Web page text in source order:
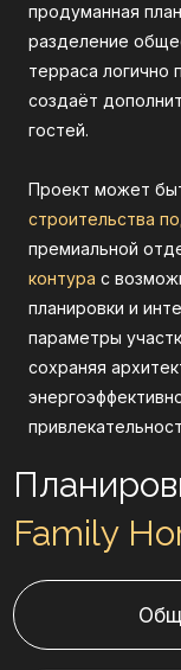
продуманная
разделение
терраса логично
создаёт
гостей.
Проект может
строительства
премиальной
контура с
планировки и
параметры
сохраняя
Family